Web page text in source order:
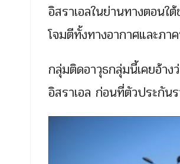
อิสราเอลในย่านทางตอนใ
โจมตีทั้งทางอากาศและภา
กลุ่มติดอาวุธกลุ่มนี้เคยอ้า
อิสราเอล ก่อนที่ตัวประกัน